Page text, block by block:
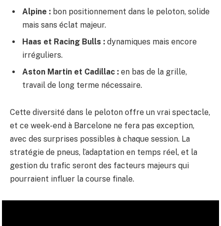
Alpine : bon positionnement dans le peloton, solide
mais sans éclat majeur.
Haas et Racing Bulls : dynamiques mais encore
irréguliers.
Aston Martin et Cadillac : en bas de la grille,
travail de long terme nécessaire.
Cette diversité dans le peloton offre un vrai spectacle,
et ce week-end à Barcelone ne fera pas exception,
avec des surprises possibles à chaque session. La
stratégie de pneus, l’adaptation en temps réel, et la
gestion du trafic seront des facteurs majeurs qui
pourraient influer la course finale.